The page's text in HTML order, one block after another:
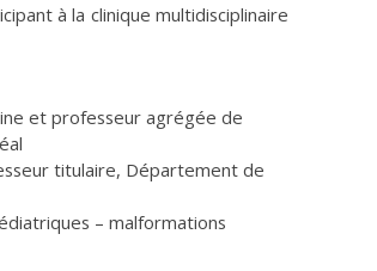
à la clinique multidisciplinaire
et professeur agrégée de
titulaire, Département de
– malformations